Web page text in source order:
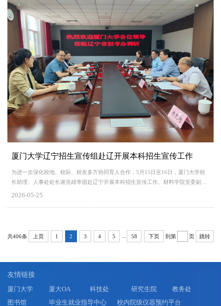
员、教工党支部书记及支委、青年教师、行政管理人员、...
厦门大学辽宁招生宣传组赴辽开展本科招生宣传工作
为进一步深化校地、校际、校友多方协同育人合作，5月15日至16日，厦门大学校
长助理、人事处处长谢兆雄率团赴辽宁开展本科招生宣传工作。材料学院党委副书
记、辽宁招生组副组长、马兆海，材料学院、招生与考试办公室相关人员参与活
2026-05-25
共406条 上页 1 2 3 4 5 58 下页 到第 页 跳转
友情链接
厦门大学 厦大OA 科技处 研究生院
教务处
图书馆
毕业生就业指导中心 校内院级仪器预约平台